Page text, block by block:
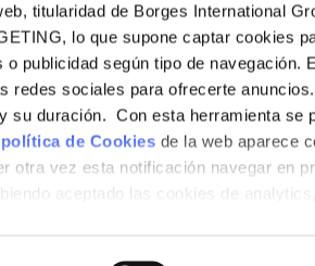
titularidad de Borges International
lo que supone captar cookies
publicidad según tipo de navegación.
redes sociales para ofrecerte
su duración. Con esta herramienta se
de Cookies de la web aparece
otra vez esta notificación navegar en
aceptado las cookies de
¿Quieres conocer todas nuestras
Suscríbete a la newsletter de Borges
Newsletter